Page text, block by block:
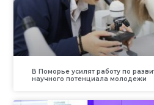
В Поморье усилят работу по
научного потенциала молодежи